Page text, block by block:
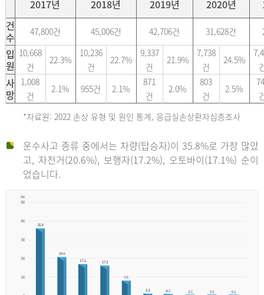
2017년 2018년 2019년 2020년
건
수
47,800건 45,006건 42,706건 31,628건
입
원
10,668
건
22.3%
10,236
건
22.7%
9,337
건
21.9%
7,738
건
24.5%
사
망
1,008
건
2.1% 955건 2.1%
871
건
2.0%
803
건
2.5%
*자료원: 2022 손상 유형 및 원인 통계, 응급실손상환자심층조사
운수사고 종류 중에서는 차량(탑승자)이 35.8%로 가장 많았
고, 자전거(20.6%), 보행자(17.2%), 오토바이(17.1%) 순이
었습니다.